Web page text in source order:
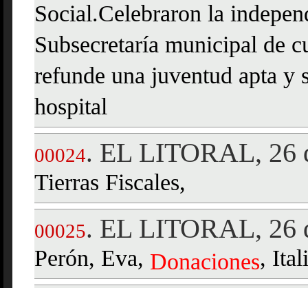
Social.Celebraron la
Subsecretaría municipal de
refunde una juventud apta y
hospital
00024. EL LITORAL, 26
Tierras Fiscales,
00025. EL LITORAL, 26
Perón, Eva, Donaciones,